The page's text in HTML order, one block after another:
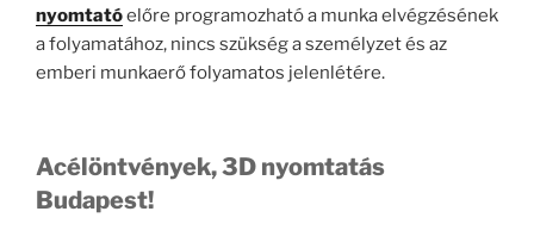
nyomtatóelőre programozható a munka elvégzésének
a folyamatához, nincs szükség a személyzet és az
emberi munkaerő folyamatos jelenlétére.
Acélöntvények, 3D nyomtatás
Budapest!